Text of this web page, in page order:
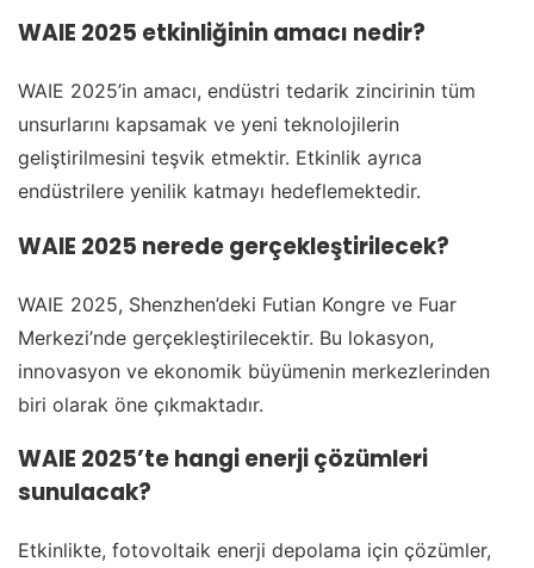
WAIE 2025 etkinliğinin amacı nedir?
WAIE 2025’in amacı, endüstri tedarik zincirinin tüm
unsurlarını kapsamak ve yeni teknolojilerin
geliştirilmesini teşvik etmektir. Etkinlik ayrıca
endüstrilere yenilik katmayı hedeflemektedir.
WAIE 2025 nerede gerçekleştirilecek?
WAIE 2025, Shenzhen’deki Futian Kongre ve Fuar
Merkezi’nde gerçekleştirilecektir. Bu lokasyon,
innovasyon ve ekonomik büyümenin merkezlerinden
biri olarak öne çıkmaktadır.
WAIE 2025’te hangi enerji çözümleri
sunulacak?
Etkinlikte, fotovoltaik enerji depolama için çözümler,